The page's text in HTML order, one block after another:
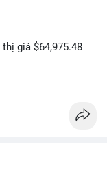
giá $64,975.48
tiền quy mô
lạnh nhằm tích lũy
tạo tâm lý thận